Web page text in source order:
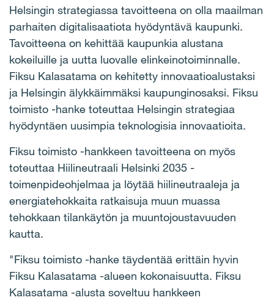
Helsingin strategiassa tavoitteena on olla maailman
parhaiten digitalisaatiota hyödyntävä kaupunki.
Tavoitteena on kehittää kaupunkia alustana
kokeiluille ja uutta luovalle elinkeinotoiminnalle.
Fiksu Kalasatama on kehitetty innovaatioalustaksi
ja Helsingin älykkäimmäksi kaupunginosaksi. Fiksu
toimisto -hanke toteuttaa Helsingin strategiaa
hyödyntäen uusimpia teknologisia innovaatioita.
Fiksu toimisto -hankkeen tavoitteena on myös
toteuttaa Hiilineutraali Helsinki 2035 -
toimenpideohjelmaa ja löytää hiilineutraaleja ja
energiatehokkaita ratkaisuja muun muassa
tehokkaan tilankäytön ja muuntojoustavuuden
kautta.
"Fiksu toimisto -hanke täydentää erittäin hyvin
Fiksu Kalasatama -alueen kokonaisuutta. Fiksu
Kalasatama -alusta soveltuu hankkeen